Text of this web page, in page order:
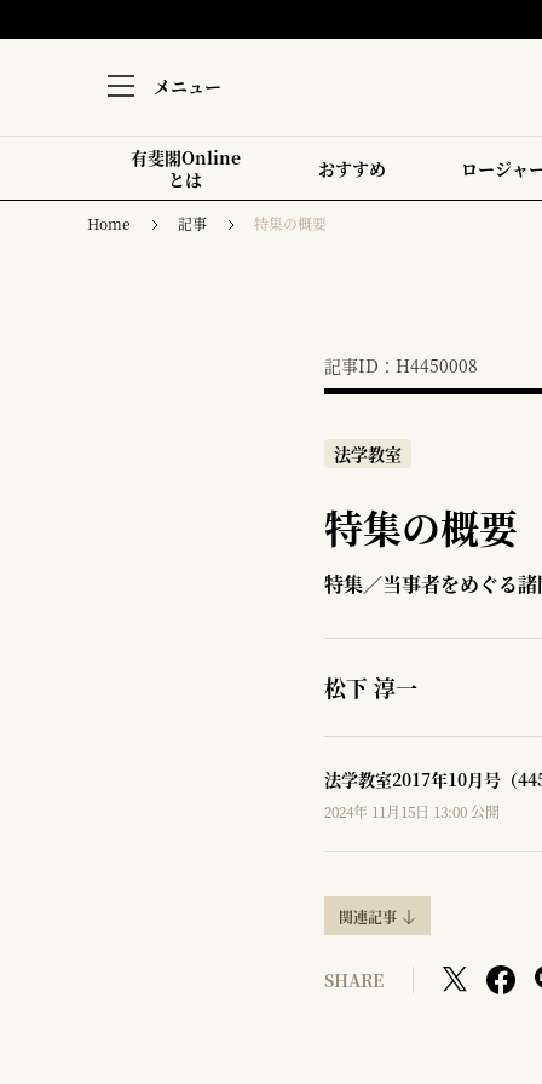
メニュー
有斐閣Online
とは
おすすめ ロージャ
Home 記事 特集の概要
記事ID：H4450008
法学教室
特集の概要
特集／当事者をめぐる
松下 淳一
法学教室2017年10月号（
2024年 11月15日 13:00 公開
関連記事
SHARE